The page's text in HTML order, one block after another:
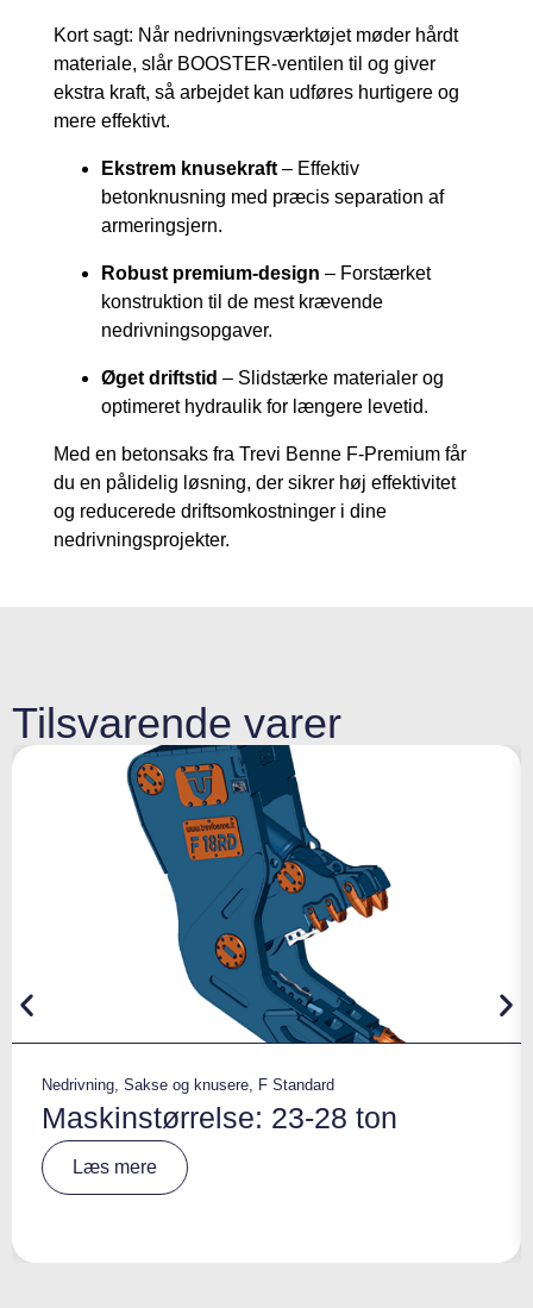
Kort sagt: Når nedrivningsværktøjet møder hårdt
materiale, slår BOOSTER-ventilen til og giver
ekstra kraft, så arbejdet kan udføres hurtigere og
mere effektivt.
Ekstrem knusekraft – Effektiv
betonknusning med præcis separation af
armeringsjern.
Robust premium-design – Forstærket
konstruktion til de mest krævende
nedrivningsopgaver.
Øget driftstid – Slidstærke materialer og
optimeret hydraulik for længere levetid.
Med en betonsaks fra Trevi Benne F-Premium får
du en pålidelig løsning, der sikrer høj effektivitet
og reducerede driftsomkostninger i dine
nedrivningsprojekter.
Tilsvarende varer
Nedrivning, Sakse og knusere, F Standard
Maskinstørrelse: 23-28 ton
Læs mere